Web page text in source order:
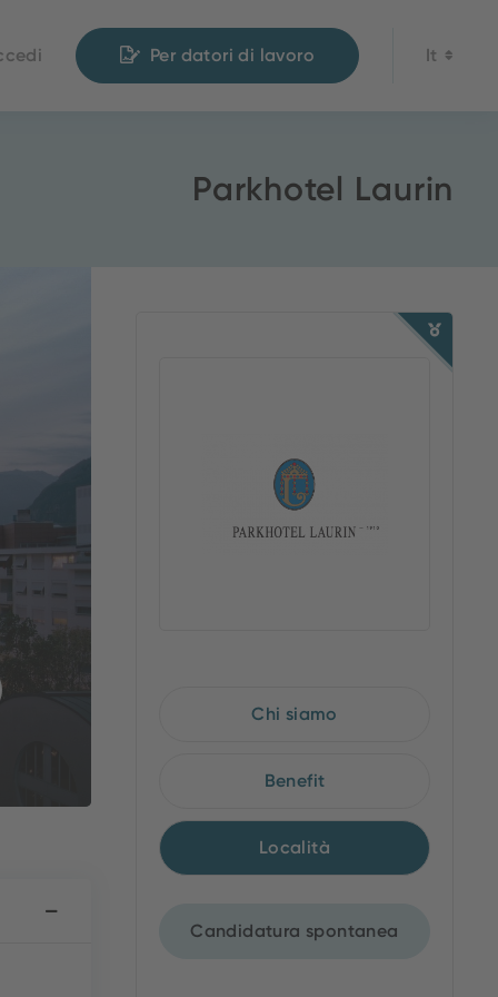
Per datori di lavoro It
Parkhotel Laurin
Chi siamo
Benefit
Località
Candidatura spontanea